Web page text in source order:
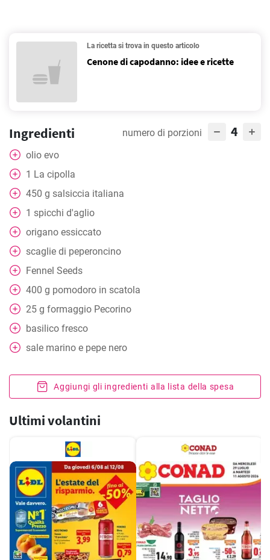
La ricetta si trova in questo articolo
Cenone di capodanno: idee e ricette
Ingredienti numero di porzioni 4
olio evo
1 La cipolla
450 g salsiccia italiana
1 spicchi d'aglio
origano essiccato
scaglie di peperoncino
Fennel Seeds
400 g pomodoro in scatola
25 g formaggio Pecorino
basilico fresco
sale marino e pepe nero
Aggiungi gli ingredienti alla lista della spesa
Ultimi volantini